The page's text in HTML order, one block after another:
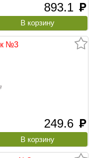
893.1 руб
№3
249.6 руб